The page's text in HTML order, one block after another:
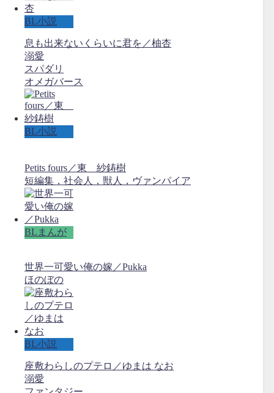
BL小説
息も出来ないくらいに君を／柚杏
溺愛
スパダリ
オメガバース
BL小説
Petits fours／東 紗鋳樹
短編集，社会人，獣人，ヴァンパイア
BLまんが
世界一可愛い俺の嫁／Pukka
ほのぼの
BL小説
座敷わらしのプテロ／ゆまは なお
溺愛